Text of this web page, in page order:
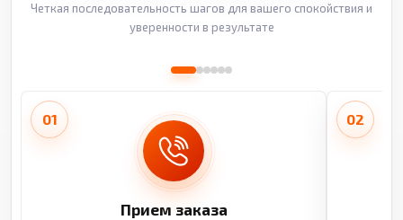
Четкая последовательность шагов для вашего спокойствия и
уверенности в результате
01
Прием заказа
02